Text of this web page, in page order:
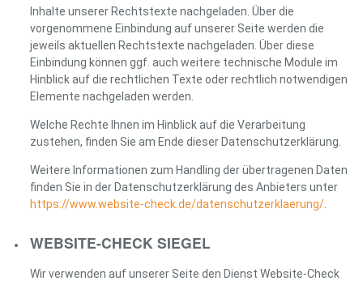
Inhalte unserer Rechtstexte nachgeladen. Über die
vorgenommene Einbindung auf unserer Seite werden die
jeweils aktuellen Rechtstexte nachgeladen. Über diese
Einbindung können ggf. auch weitere technische Module im
Hinblick auf die rechtlichen Texte oder rechtlich notwendigen
Elemente nachgeladen werden.
Welche Rechte Ihnen im Hinblick auf die Verarbeitung
zustehen, finden Sie am Ende dieser Datenschutzerklärung.
Weitere Informationen zum Handling der übertragenen Daten
finden Sie in der Datenschutzerklärung des Anbieters unter
https://www.website-check.de/datenschutzerklaerung/
WEBSITE-CHECK SIEGEL
Wir verwenden auf unserer Seite den Dienst Website-Check